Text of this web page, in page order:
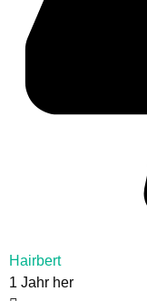
Hairbert
1 Jahr her